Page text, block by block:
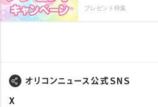
プレゼント特集
X